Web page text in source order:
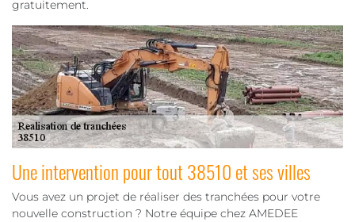
gratuitement.
Une intervention pour tout 38510 et ses villes
Vous avez un projet de réaliser des tranchées pour votre
nouvelle construction ? Notre équipe chez AMEDEE